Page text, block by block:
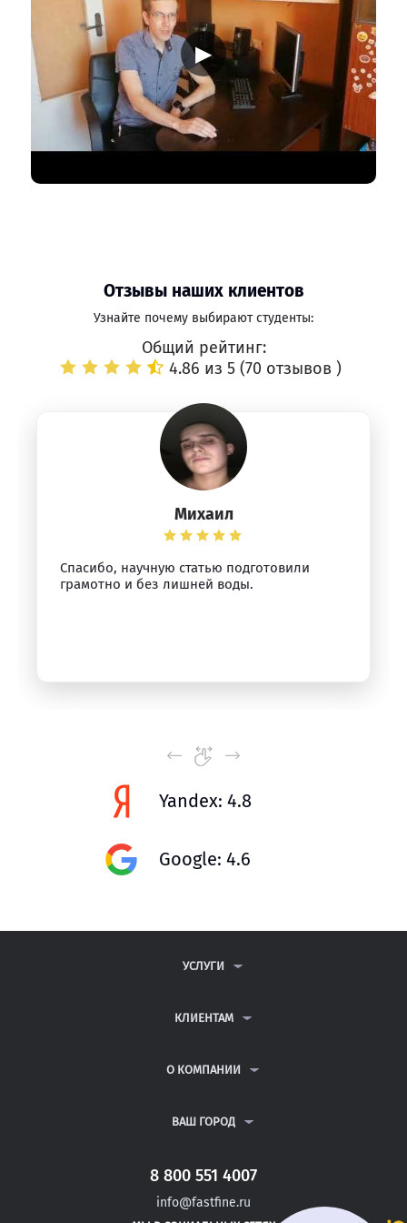
▶
Отзывы наших клиентов
Узнайте почему выбирают студенты:
Общий рейтинг:
4.86 из 5 (70 отзывов )
Михаил
Спасибо, научную статью подготовили
грамотно и без лишней воды.
Yandex: 4.8
Google: 4.6
УСЛУГИ
ДИПЛОМНЫЕ РАБОТЫ
РЕФЕРАТЫ
КЛИЕНТАМ
ВОПРОСЫ И ОТВЕТЫ
ПОЛИТИКА КОНФИДЕНЦИАЛЬНОСТИ
О КОМПАНИИ
КОНТАКТЫ
ВАШ ГОРОД
САНКТ-ПЕТЕРБУРГ
УРЮПИНСК
САФОНОВО
8 800 551 4007
info@fastfine.ru